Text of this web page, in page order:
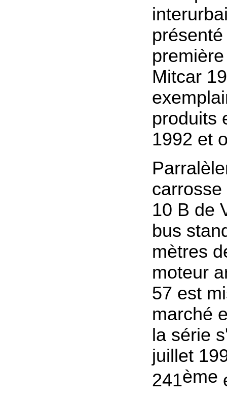
Mitcar
produits
1992 et
10 B de
bus
mètres
moteur
57 est
marché
la série
juillet
241ème